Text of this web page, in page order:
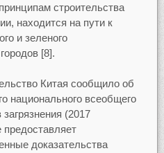
строительства
находится на пути к
и зеленого
[8].
Китая сообщило об
национального всеобщего
(2017
доказательства